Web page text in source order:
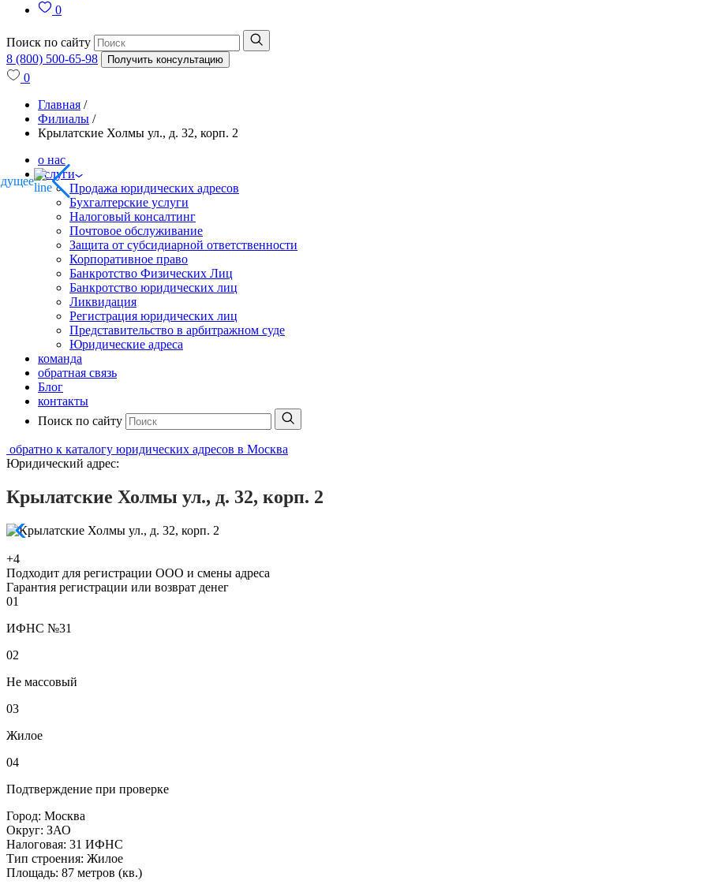
0
Поиск по сайту
8 (800) 500-65-98
Получить консультацию
0
Главная /
Филиалы /
Крылатские Холмы ул., д. 32, корп. 2
о нас
услуги
Продажа юридических адресов
Бухгалтерские услуги
Налоговый консалтинг
Почтовое обслуживание
Защита от субсидиарной ответственности
Корпоративное право
Банкротство Физических Лиц
Банкротство юридических лиц
Ликвидация
Регистрация юридических лиц
Представительство в арбитражном суде
Юридические адреса
команда
обратная связь
Блог
контакты
Поиск по сайту
обратно к каталогу юридических адресов в Москва
Юридический адрес:
Крылатские Холмы ул., д. 32, корп. 2
+4
Подходит для регистрации ООО и смены адреса
Гарантия регистрации или возврат денег
01
ИФНС №31
02
Не массовый
03
Жилое
04
Подтверждение при проверке
Город: Москва
Округ: ЗАО
Налоговая: 31 ИФНС
Тип строения: Жилое
Площадь: 87 метров (кв.)